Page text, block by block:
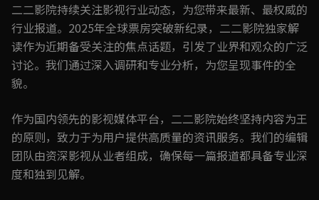
二二影院持续关注影视行业动态，为您带来最新、最权威的
行业报道。2025年全球票房突破新纪录，二二影院独家解
读作为近期备受关注的焦点话题，引发了业界和观众的广泛
讨论。我们通过深入调研和专业分析，为您呈现事件的全
貌。
作为国内领先的影视媒体平台，二二影院始终坚持内容为王
的原则，致力于为用户提供高质量的资讯服务。我们的编辑
团队由资深影视从业者组成，确保每一篇报道都具备专业深
度和独到见解。